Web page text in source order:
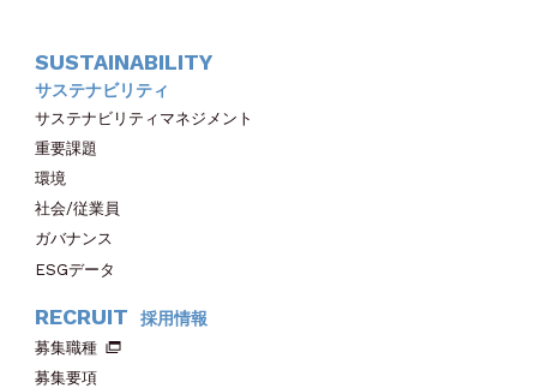
SUSTAINABILITY
サステナビリティ
サステナビリティマネジメント
重要課題
環境
社会/従業員
ガバナンス
ESGデータ
RECRUIT 採用情報
募集職種
募集要項